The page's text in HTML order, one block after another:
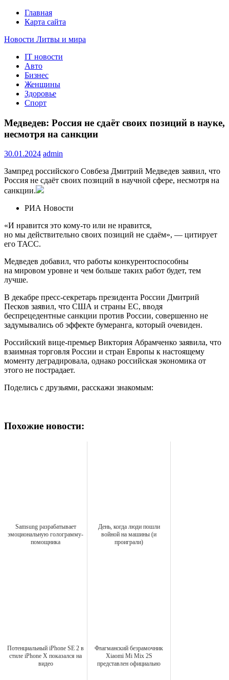
Главная
Карта сайта
Новости Литвы и мира
Свежие события и главные новости часа Литвы и мира на
портале EUROLITVA.RU
IT новости
Авто
Бизнес
Женщины
Здоровье
Спорт
Медведев: Россия не сдаёт своих позиций в науке,
несмотря на санкции
30.01.2024 admin
Зампред российского Совбеза Дмитрий Медведев заявил, что
Россия не сдаёт своих позиций в научной сфере, несмотря на
санкции.
РИА Новости
«И нравится это кому-то или не нравится,
но мы действительно своих позиций не сдаём», — цитирует
его ТАСС.
Медведев добавил, что работы конкурентоспособны
на мировом уровне и чем больше таких работ будет, тем
лучше.
В декабре пресс-секретарь президента России Дмитрий
Песков заявил, что США и страны ЕС, вводя
беспрецедентные санкции против России, совершенно не
задумывались об эффекте бумеранга, который очевиден.
Российский вице-премьер Виктория Абрамченко заявила, что
взаимная торговля России и стран Европы к настоящему
моменту деградировала, однако российская экономика от
этого не пострадает.
Поделись с друзьями, расскажи знакомым:
Похожие новости:
Samsung разрабатывает
эмоциональную голограмму-
помощника
День, когда люди пошли
войной на машины (и
проиграли)
Потенциальный iPhone SE 2 в
стиле iPhone X показался на
видео
Флагманский безрамочник
Xiaomi Mi Mix 2S
представлен официально